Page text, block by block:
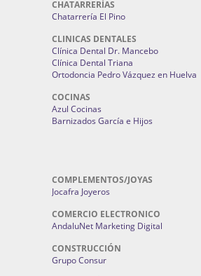
CHATARRERÍAS
Chatarrería El Pino
CLINICAS DENTALES
Clínica Dental Dr. Mancebo
Clínica Dental Triana
Ortodoncia Pedro Vázquez en Huelva
COCINAS
Azul Cocinas
Barnizados García e Hijos
COMPLEMENTOS/JOYAS
Jocafra Joyeros
COMERCIO ELECTRONICO
AndaluNet Marketing Digital
CONSTRUCCIÓN
Grupo Consur